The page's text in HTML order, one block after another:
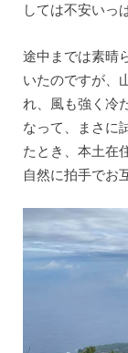
しては不安いっ
途中までは素晴
いたのですが、
れ、風も強く冷
なって、まさに
たとき、本土在
自然に拍手でお